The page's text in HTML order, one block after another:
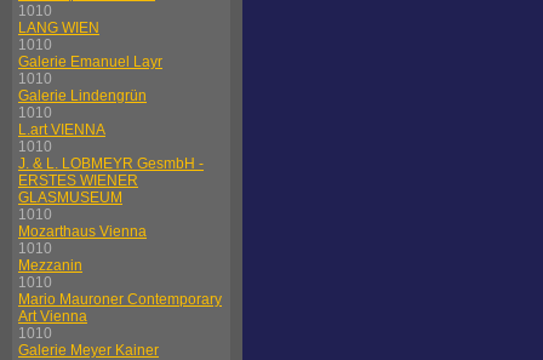
1010
LANG WIEN
1010
Galerie Emanuel Layr
1010
Galerie Lindengrün
1010
L.art VIENNA
1010
J. & L. LOBMEYR GesmbH -
ERSTES WIENER
GLASMUSEUM
1010
Mozarthaus Vienna
1010
Mezzanin
1010
Mario Mauroner Contemporary
Art Vienna
1010
Galerie Meyer Kainer